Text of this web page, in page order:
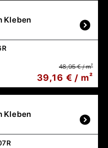
Kleben
48,95 € / m²
39,16 € / m²
Kleben